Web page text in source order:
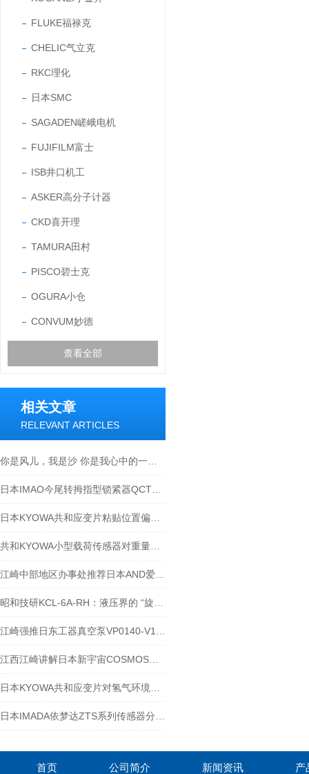
FLUKE福禄克
CHELIC气立克
RKC理化
日本SMC
SAGADEN嵯峨电机
FUJIFILM富士
ISB井口机工
ASKER高分子计器
CKD喜开理
TAMURA田村
PISCO碧士克
OGURA小仓
CONVUM妙德
查看全部
相关文章
RELEVANT ARTICLES
首页 公司简介 新闻资讯 产